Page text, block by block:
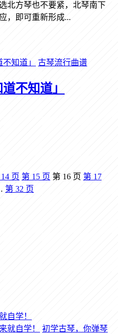
北方琴也不要紧，北琴南下
，即可重新形成...
古琴流行曲谱
不知道」
14 页 第 15 页 第 16 页 第 17
第 32 页
自学！
初学古琴，你弹琴